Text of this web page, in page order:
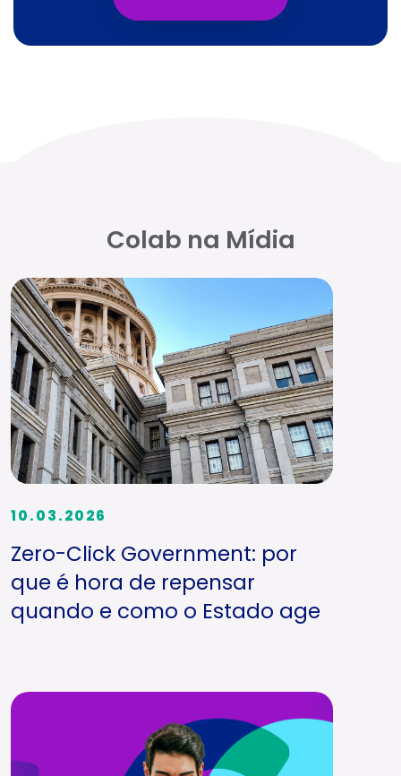
Colab na Mídia
10.03.2026
Zero-Click Government: por
que é hora de repensar
quando e como o Estado age